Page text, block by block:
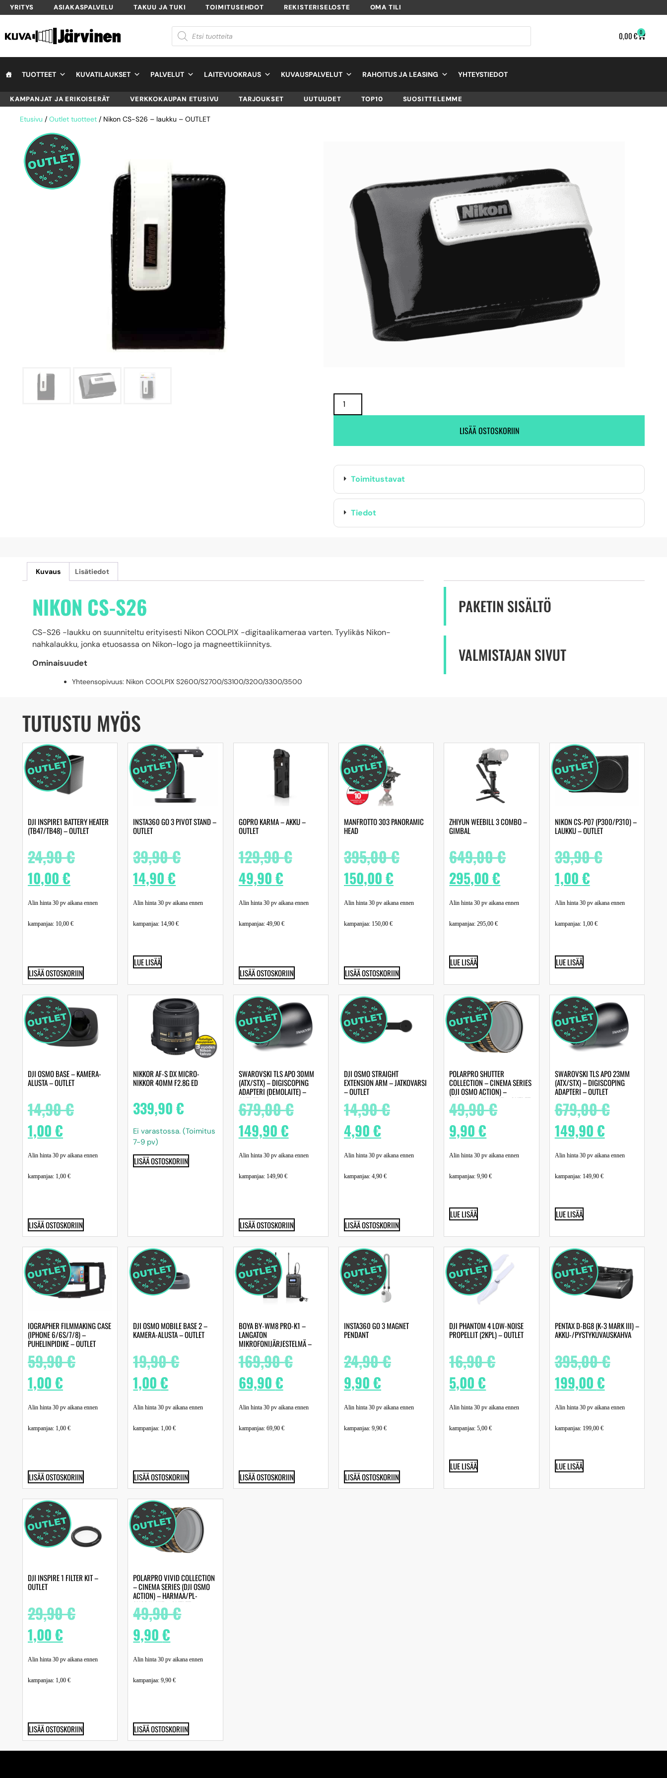
YRITYS ASIAKASPALVELU TAKUU JA TUKI TOIMITUSEHDOT REKISTERISELOSTE OMA TILI
0,00€ 0
TUOTTEET KUVATILAUKSET PALVELUT LAITEVUOKRAUS KUVAUSPALVELUT RAHOITUS JA LEASING YHTEYSTIEDOT
KAMPANJAT JA ERIKOISERÄT VERKKOKAUPAN ETUSIVU TARJOUKSET UUTUUDET TOP10 SUOSITTELEMME
Etusivu / Outlet tuotteet / Nikon CS-S26 – laukku – OUTLET
VAECSS26
TUOTTEEN SAATAVUUS
Oma varasto:
Maahantuojan varasto:
19,90€1,00€
LISÄÄ OSTOSKORIIN
Toimitustavat
Tiedot
Kuvaus Lisätiedot
NIKON CS-S26
CS-S26 -laukku on suunniteltu erityisesti Nikon COOLPIX -digitaalikameraa varten. Tyylikäs Nikon-
nahkalaukku, jonka etuosassa on Nikon-logo ja magneettikiinnitys.
Ominaisuudet
Yhteensopivuus: Nikon COOLPIX S2600/S2700/S3100/3200/3300/3500
PAKETIN SISÄLTÖ
VALMISTAJAN SIVUT
TUTUSTU MYÖS
DJI INSPIRE1 BATTERY HEATER
(TB47/TB48) – OUTLET
24,90€
10,00€
Alin hinta 30 pv aikana ennen
kampanjaa: 10,00 €
LISÄÄ OSTOSKORIIN
INSTA360 GO 3 PIVOT STAND –
OUTLET
39,90€
14,90€
Alin hinta 30 pv aikana ennen
kampanjaa: 14,90€
LUE LISÄÄ
GOPRO KARMA – AKKU –
OUTLET
129,90€
49,90€
Alin hinta 30 pv aikana ennen
kampanjaa: 49,90 €
LISÄÄ OSTOSKORIIN
MANFROTTO 303 PANORAMIC
HEAD
395,00€
150,00€
Alin hinta 30 pv aikana ennen
kampanjaa: 150,00 €
LISÄÄ OSTOSKORIIN
ZHIYUN WEEBILL 3 COMBO –
GIMBAL
649,00€
295,00€
Alin hinta 30 pv aikana ennen
kampanjaa:295,00€
LUE LISÄÄ
NIKON CS-P07 (P300/P310) –
LAUKKU – OUTLET
39,90€
1,00€
Alin hinta 30 pv aikana ennen
kampanjaa: 1,00 €
LUE LISÄÄ
DJI OSMO BASE – KAMERA-
ALUSTA – OUTLET
14,90€
1,00€
Alin hinta 30 pv aikana ennen
kampanjaa: 1,00 €
LISÄÄ OSTOSKORIIN
NIKKOR AF-S DX MICRO-
NIKKOR 40MM F2.8G ED
339,90€
Ei varastossa. (Toimitus
7-9 pv)
LISÄÄ OSTOSKORIIN
SWAROVSKI TLS APO 30MM
(ATX/STX) – DIGISCOPING
ADAPTERI (DEMOLAITE) –
OUTLET
679,00€
149,90€
Alin hinta 30 pv aikana ennen
kampanjaa: 149,90 €
LISÄÄ OSTOSKORIIN
DJI OSMO STRAIGHT
EXTENSION ARM – JATKOVARSI
– OUTLET
14,90€
4,90€
Alin hinta 30 pv aikana ennen
kampanjaa: 4,90 €
LISÄÄ OSTOSKORIIN
POLARPRO SHUTTER
COLLECTION – CINEMA SERIES
(DJI OSMO ACTION) –
HARMAASUODIN KIT – OUTLET
49,90€
9,90€
Alin hinta 30 pv aikana ennen
kampanjaa:9,90€
LUE LISÄÄ
SWAROVSKI TLS APO 23MM
(ATX/STX) – DIGISCOPING
ADAPTERI – OUTLET
679,00€
149,90€
Alin hinta 30 pv aikana ennen
kampanjaa: 149,90 €
LUE LISÄÄ
IOGRAPHER FILMMAKING CASE
(IPHONE 6/6S/7/8) –
PUHELINPIDIKE – OUTLET
59,90€
1,00€
Alin hinta 30 pv aikana ennen
kampanjaa: 1,00 €
LISÄÄ OSTOSKORIIN
DJI OSMO MOBILE BASE 2 –
KAMERA-ALUSTA – OUTLET
19,90€
1,00€
Alin hinta 30 pv aikana ennen
kampanjaa: 1,00€
LISÄÄ OSTOSKORIIN
BOYA BY-WM8 PRO-K1 –
LANGATON
MIKROFONIJÄRJESTELMÄ –
OUTLET
169,90€
69,90€
Alin hinta 30 pv aikana ennen
kampanjaa: 69,90 €
LISÄÄ OSTOSKORIIN
INSTA360 GO 3 MAGNET
PENDANT
24,90€
9,90€
Alin hinta 30 pv aikana ennen
kampanjaa: 9,90 €
LISÄÄ OSTOSKORIIN
DJI PHANTOM 4 LOW-NOISE
PROPELLIT (2KPL) – OUTLET
16,90€
5,00€
Alin hinta 30 pv aikana ennen
kampanjaa:5,00€
LUE LISÄÄ
PENTAX D-BG8 (K-3 MARK III) –
AKKU-/PYSTYKUVAUSKAHVA
395,00€
199,00€
Alin hinta 30 pv aikana ennen
kampanjaa: 199,00 €
LUE LISÄÄ
DJI INSPIRE 1 FILTER KIT –
OUTLET
29,90€
1,00€
Alin hinta 30 pv aikana ennen
kampanjaa: 1,00 €
LISÄÄ OSTOSKORIIN
POLARPRO VIVID COLLECTION
– CINEMA SERIES (DJI OSMO
ACTION) – HARMAA/PL-
SUODIN KIT – OUTLET
49,90€
9,90€
Alin hinta 30 pv aikana ennen
kampanjaa:9,90€
LISÄÄ OSTOSKORIIN